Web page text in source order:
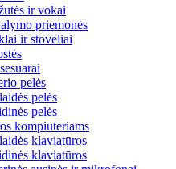
ir vokai
priemonės
ir stoveliai
pelės
pelės
pelės
kompiuteriams
klaviatūros
klaviatūros